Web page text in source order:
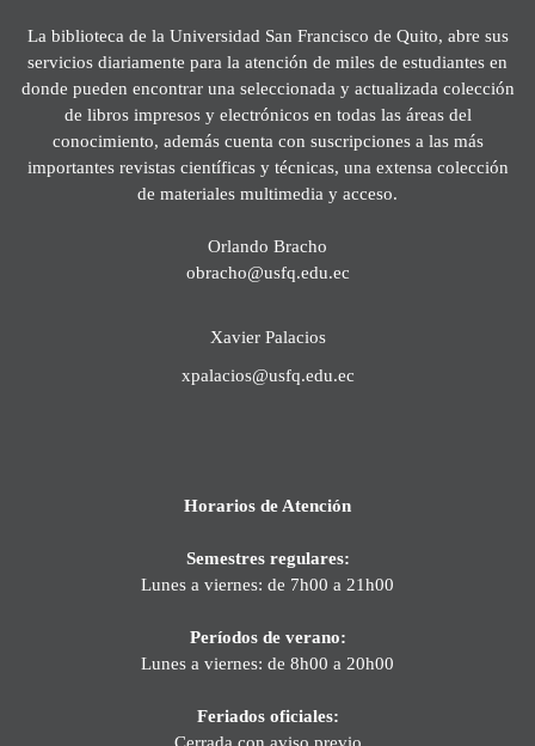
La biblioteca de la Universidad San Francisco de Quito, abre sus
servicios diariamente para la atención de miles de estudiantes en
donde pueden encontrar una seleccionada y actualizada colección
de libros impresos y electrónicos en todas las áreas del
conocimiento, además cuenta con suscripciones a las más
importantes revistas científicas y técnicas, una extensa colección
de materiales multimedia y acceso.
Orlando Bracho
obracho@usfq.edu.ec
Xavier Palacios
xpalacios@usfq.edu.ec
Horarios de Atención
Semestres regulares:
Lunes a viernes: de 7h00 a 21h00
Períodos de verano:
Lunes a viernes: de 8h00 a 20h00
Feriados oficiales:
Cerrada con aviso previo